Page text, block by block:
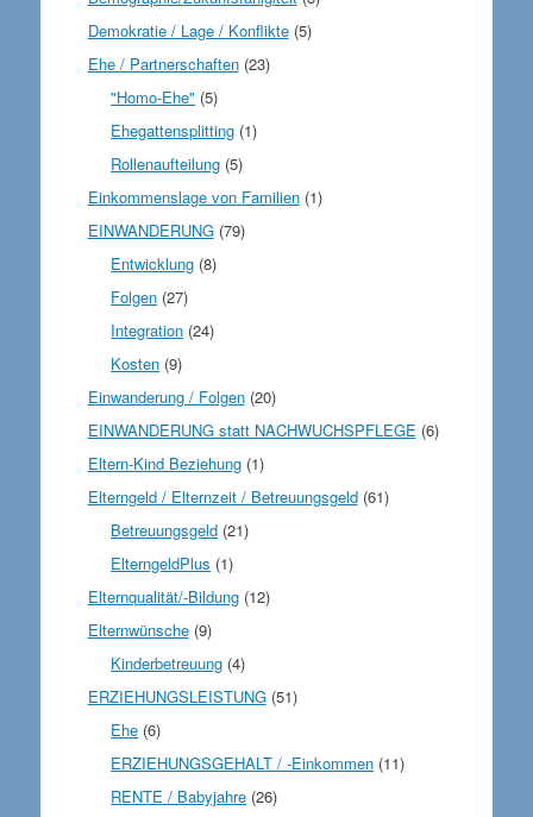
Demokratie / Lage / Konflikte(5)
Ehe / Partnerschaften(23)
"Homo-Ehe" (5)
Ehegattensplitting (1)
Rollenaufteilung (5)
Einkommenslage von Familien(1)
EINWANDERUNG(79)
Entwicklung (8)
Folgen (27)
Integration (24)
Kosten (9)
Einwanderung / Folgen(20)
EINWANDERUNG statt NACHWUCHSPFLEGE (6)
Eltern-Kind Beziehung(1)
Elterngeld / Elternzeit / Betreuungsgeld(61)
Betreuungsgeld (21)
ElterngeldPlus (1)
Elternqualität/-Bildung(12)
Elternwünsche(9)
Kinderbetreuung (4)
ERZIEHUNGSLEISTUNG(51)
Ehe (6)
ERZIEHUNGSGEHALT / -Einkommen (11)
RENTE / Babyjahre (26)